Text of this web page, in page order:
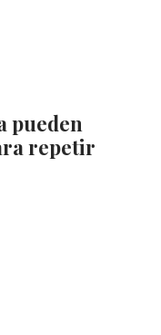
pueden
repetir